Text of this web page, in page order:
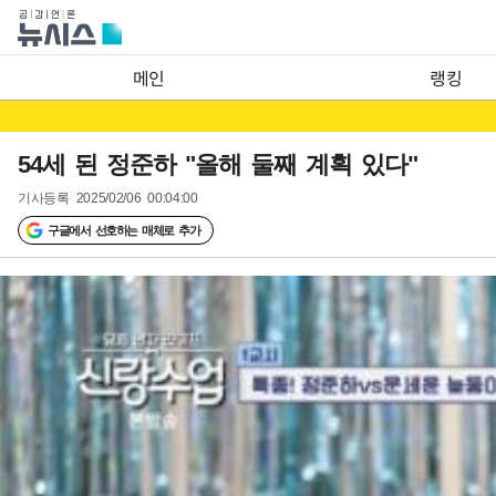
메인 랭킹
54세 된 정준하 "올해 둘째 계획 있다"
기사등록 2025/02/06 00:04:00
구글에서 선호하는 매체로 추가